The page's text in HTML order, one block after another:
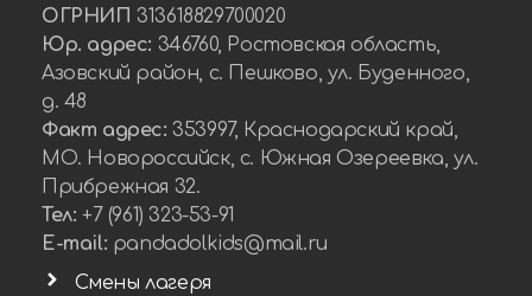
ОГРНИП 313618829700020
Юр. адрес: 346760, Ростовская область,
Азовский район, с. Пешково, ул. Буденного,
д. 48
Факт адрес: 353997, Краснодарский край,
МО. Новороссийск, с. Южная Озереевка, ул.
Прибрежная 32.
Тел: +7 (961) 323-53-91
E-mail: pandadolkids@mail.ru
Смены лагеря